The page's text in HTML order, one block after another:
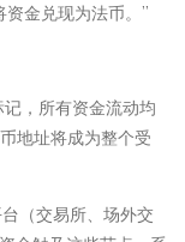
金兑现为法币。”
，所有资金流动均
地址将成为整个受
（交易所、场外交